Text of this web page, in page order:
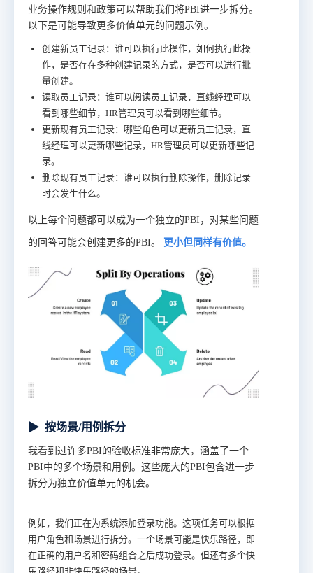
业务操作规则和政策可以帮助我们将PBI进一步拆分。
以下是可能导致更多价值单元的问题示例。
创建新员工记录：谁可以执行此操作，如何执行此操
作，是否存在多种创建记录的方式，是否可以进行批
量创建。
读取员工记录：谁可以阅读员工记录，直线经理可以
看到哪些细节，HR管理员可以看到哪些细节。
更新现有员工记录：哪些角色可以更新员工记录，直
线经理可以更新哪些记录，HR管理员可以更新哪些记
录。
删除现有员工记录：谁可以执行删除操作，删除记录
时会发生什么。
以上每个问题都可以成为一个独立的PBI，对某些问题
的回答可能会创建更多的PBI。 更小但同样有价值。
▶ 按场景/用例拆分
我看到过许多PBI的验收标准非常庞大，涵盖了一个
PBI中的多个场景和用例。这些庞大的PBI包含进一步
拆分为独立价值单元的机会。
例如，我们正在为系统添加登录功能。这项任务可以根据
用户角色和场景进行拆分。一个场景可能是快乐路径，即
在正确的用户名和密码组合之后成功登录。但还有多个快